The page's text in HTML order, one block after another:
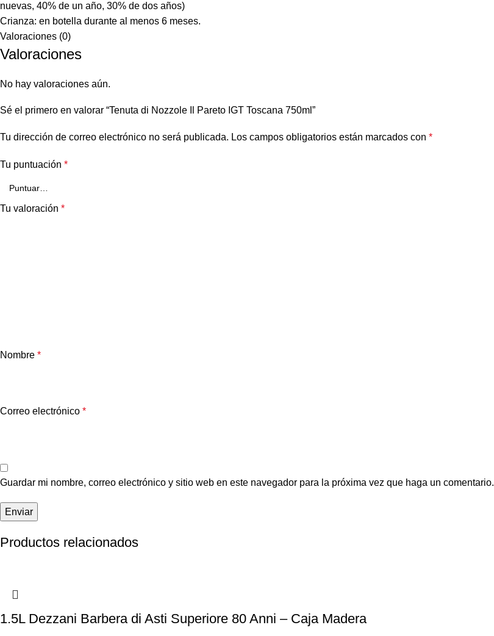
nuevas, 40% de un año, 30% de dos años)
Crianza: en botella durante al menos 6 meses.
Valoraciones (0)
Valoraciones
No hay valoraciones aún.
Sé el primero en valorar “Tenuta di Nozzole Il Pareto IGT Toscana 750ml”
Tu dirección de correo electrónico no será publicada. Los campos obligatorios están marcados con *
Tu puntuación *
Tu valoración *
Nombre *
Correo electrónico *
Guardar mi nombre, correo electrónico y sitio web en este navegador para la próxima vez que haga un comentario.
Productos relacionados
1.5L Dezzani Barbera di Asti Superiore 80 Anni – Caja Madera